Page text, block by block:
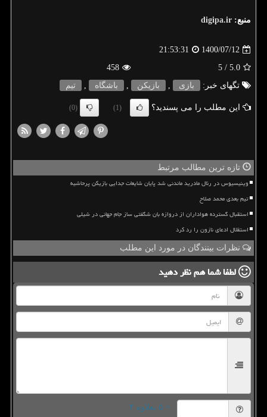
منبع: digipa.ir
1400/07/12
21:53:31
5.0
/ 5
458
تگهای خبر:
بازی , بازیكن , باشگاه , تیم
این مطلب را می پسندید؟ (1)
(0)
تازه ترین مطالب مرتبط
وینیسیوس در رئال مادرید ماندنی شد پایان شایعات جدایی بازیکن پرحاشیه
تیم بعدی محمد صلاح
استقبال گسترده هواداران از دروازه بان شگفتی ساز جام جهانی در شیلی
استقلال ادعای نازون را رد کرد
نظرات بینندگان در مورد این مطلب
لطفا شما همنظر دهید
= ۵ بعلاوه ۴